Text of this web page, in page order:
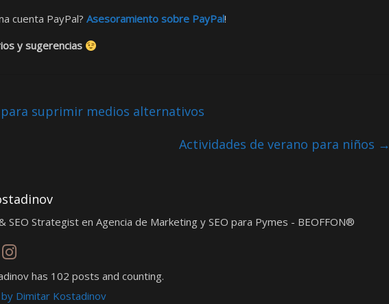
cuenta PayPal? Asesoramiento sobre PayPal!
y sugerencias
para suprimir medios alternativos
Actividades de verano para niños →
SEO Strategist en Agencia de Marketing y SEO para Pymes - BEOFFON®
has 102 posts and counting.
Dimitar Kostadinov